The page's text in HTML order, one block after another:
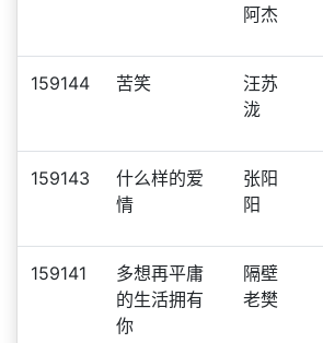
阿杰
159144 苦笑
汪苏
泷
159143
什么样的爱
情
张阳
阳
159141
多想再平庸
的生活拥有
你
隔壁
老樊